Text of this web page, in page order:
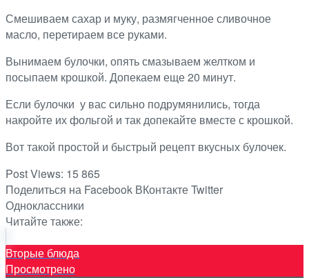
Смешиваем сахар и муку, размягченное сливочное
масло, перетираем все руками.
Вынимаем булочки, опять смазываем желтком и
посыпаем крошкой. Допекаем еще 20 минут.
Если булочки у вас сильно подрумянились, тогда
накройте их фольгой и так допекайте вместе с крошкой.
Вот такой простой и быстрый рецепт вкусных булочек.
Post Views: 15 865
Поделиться на Facebook ВКонтактеTwitter
Одноклассники
Читайте также:
Вторые блюда
Просмотрено